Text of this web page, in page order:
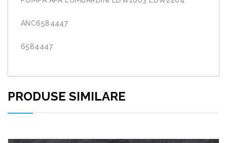
ANC6584447
6584447
PRODUSE SIMILARE